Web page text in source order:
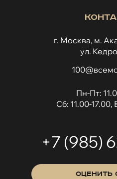
г. Москва, м.
ул.
Пн-Пт:
Сб: 11.00-
+7 (985)
ОЦЕНИТЬ